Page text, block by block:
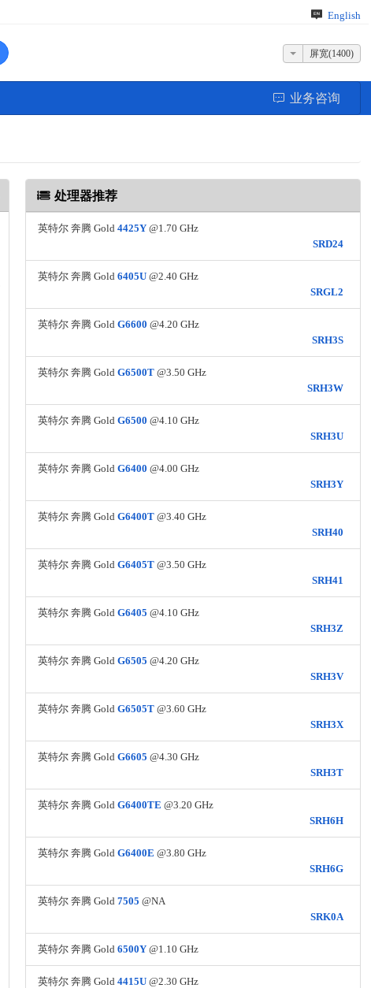
English
屏宽(1400)
业务咨询
处理器推荐
英特尔 奔腾 Gold 4425Y@1.70 GHz
SRD24
英特尔 奔腾 Gold 6405U@2.40 GHz
SRGL2
英特尔 奔腾 Gold G6600 @4.20 GHz
SRH3S
英特尔 奔腾 Gold G6500T@3.50 GHz
SRH3W
英特尔 奔腾 Gold G6500 @4.10 GHz
SRH3U
英特尔 奔腾 Gold G6400 @4.00 GHz
SRH3Y
英特尔 奔腾 Gold G6400T@3.40 GHz
SRH40
英特尔 奔腾 Gold G6405T@3.50 GHz
SRH41
英特尔 奔腾 Gold G6405 @4.10 GHz
SRH3Z
英特尔 奔腾 Gold G6505 @4.20 GHz
SRH3V
英特尔 奔腾 Gold G6505T@3.60 GHz
SRH3X
英特尔 奔腾 Gold G6605 @4.30 GHz
SRH3T
英特尔 奔腾 Gold G6400TE @3.20 GHz
SRH6H
英特尔 奔腾 Gold G6400E @3.80 GHz
SRH6G
英特尔 奔腾 Gold 7505 @NA
SRK0A
英特尔 奔腾 Gold 6500Y@1.10 GHz
英特尔 奔腾 Gold 4415U@2.30 GHz